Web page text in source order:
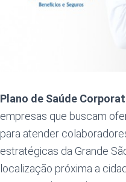
Plano de Saúde
empresas que buscam
para atender
estratégicas da Grande
localização próxima a